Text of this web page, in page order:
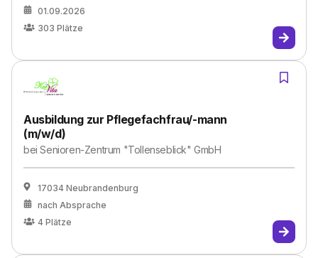
01.09.2026
303 Plätze
Ausbildung zur Pflegefachfrau/-mann
(m/w/d)
beiSenioren-Zentrum "Tollenseblick" GmbH
17034 Neubrandenburg
nach Absprache
4 Plätze